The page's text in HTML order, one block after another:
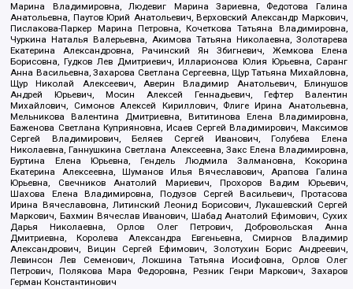
Марина Владимировна, Людевиг Марина Зариевна, Федотова Галина
Анатольевна, Паутов Юрий Анатольевич, Верховский Александр Маркович,
Пислакова-Паркер Марина Петровна, Кочеткова Татьяна Владимировна,
Чуркина Наталья Валерьевна, Акимова Татьяна Николаевна, Золотарева
Екатерина Александровна, Рачинский Ян Збигневич, Жемкова Елена
Борисовна, Гудков Лев Дмитриевич, Илларионова Юлия Юрьевна, Саранг
Анна Васильевна, Захарова Светлана Сергеевна, Щур Татьяна Михайловна,
Щур Николай Алексеевич, Аверин Владимир Анатольевич, Блинушов
Андрей Юрьевич, Мосин Алексей Геннадьевич, Гефтер Валентин
Михайлович, Симонов Алексей Кириллович, Флиге Ирина Анатольевна,
Мельникова Валентина Дмитриевна, Вититинова Елена Владимировна,
Баженова Светлана Куприяновна, Исаев Сергей Владимирович, Максимов
Сергей Владимирович, Беляев Сергей Иванович, Голубева Елена
Николаевна, Ганнушкина Светлана Алексеевна, Закс Елена Владимировна,
Буртина Елена Юрьевна, Гендель Людмила Залмановна, Кокорина
Екатерина Алексеевна, Шуманов Илья Вячеславович, Арапова Галина
Юрьевна, Свечников Анатолий Мариевич, Прохоров Вадим Юрьевич,
Шахова Елена Владимировна, Подузов Сергей Васильевич, Протасова
Ирина Вячеславовна, Литинский Леонид Борисович, Лукашевский Сергей
Маркович, Бахмин Вячеслав Иванович, Шабад Анатолий Ефимович, Сухих
Дарья Николаевна, Орлов Олег Петрович, Добровольская Анна
Дмитриевна, Королева Александра Евгеньевна, Смирнов Владимир
Александрович, Вицин Сергей Ефимович, Золотухин Борис Андреевич,
Левинсон Лев Семенович, Локшина Татьяна Иосифовна, Орлов Олег
Петрович, Полякова Мара Федоровна, Резник Генри Маркович, Захаров
Герман Константинович